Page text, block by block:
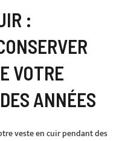
:
VOTRE
ANNÉES
veste en cuir pendant des